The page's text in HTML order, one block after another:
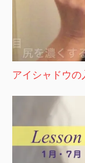
アイシャドウの